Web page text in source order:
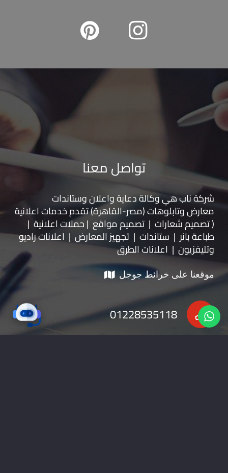
تواصل معنا
شركة ناب هي وكالة دعاية واعلان وستاندات
معارضوتابلوهات(مصر-القاهرة) تقدم خدمات اعلانية
( تصميم شعارات | تصميم مواقع | حملات اعلانية |
طباعة بانر | ستاندات | تجهيز المعارض | اعلانات راديو
وتليفزيون | اعلانات الطرق
موقعنا على خرائط جوجل
01228535118